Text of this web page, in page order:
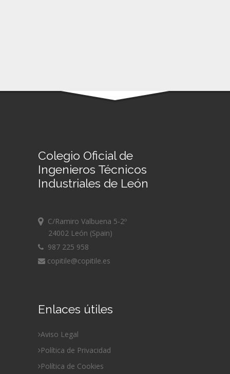
Colegio Oficial de
Ingenieros Técnicos
Industriales de León
C/Ramiro Valbuena 5-2º
24002 León (Spain)
987 225 958
copitile@copitile.es
Enlaces útiles
Aviso Legal
Política de Privacidad
Política de Cookies